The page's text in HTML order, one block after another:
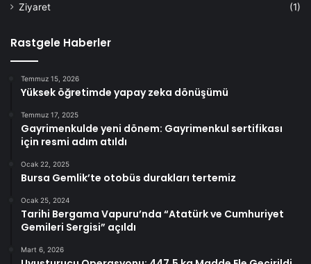
Ziyaret
(1)
Rastgele Haberler
Temmuz 15, 2026
Yüksek öğretimde yapay zeka dönüşümü
Temmuz 17, 2025
Gayrimenkulde yeni dönem: Gayrimenkul sertifikası
için resmi adım atıldı
Ocak 22, 2025
Bursa Gemlik’te otobüs durakları tertemiz
Ocak 25, 2024
Tarihi Bergama Vapuru’nda “Atatürk ve Cumhuriyet
Gemileri Sergisi” açıldı
Mart 6, 2026